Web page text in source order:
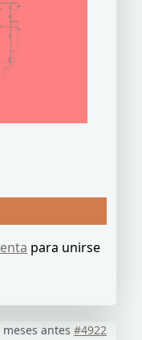
para unirse
antes #4922